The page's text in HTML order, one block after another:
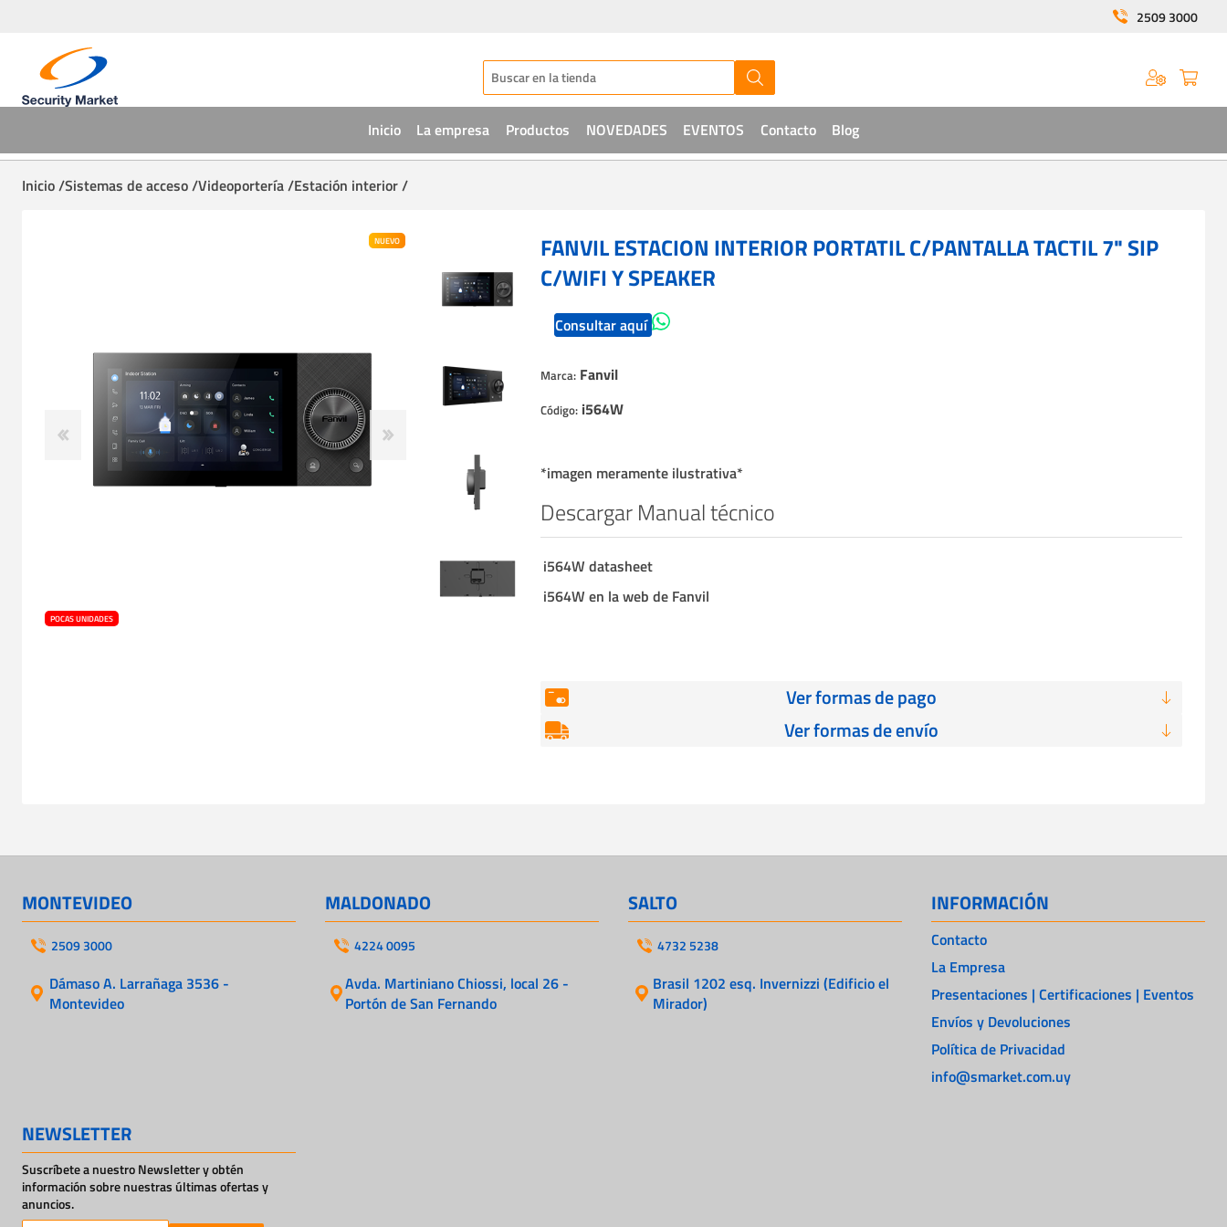
2509 3000
Inicio La empresa Productos
Telefonía
Intrusión
Soluciones IT
Cables
NOVEDADES EVENTOS Contacto Blog
Inicio /Sistemas de acceso /Videoportería /Estación interior /
POCAS UNIDADES
NUEVO
FANVIL ESTACION INTERIOR PORTATIL C/PANTALLA TACTIL 7" SIP
C/WIFI Y SPEAKER
Consultar aquí
Marca: Fanvil
Código: i564W
*imagen meramente ilustrativa*
Descargar Manual técnico
i564W datasheet
i564W en la web de Fanvil
Ver formas de pago
Ver formas de envío
MONTEVIDEO
2509 3000
Dámaso A. Larrañaga 3536 -
Montevideo
MALDONADO
4224 0095
Avda. Martiniano Chiossi, local 26 -
Portón de San Fernando
SALTO
4732 5238
Brasil 1202 esq. Invernizzi (Edificio el
Mirador)
INFORMACIÓN
Contacto
La Empresa
Presentaciones | Certificaciones | Eventos
Envíos y Devoluciones
Política de Privacidad
info@smarket.com.uy
NEWSLETTER
Suscríbete a nuestro Newsletter y obtén
información sobre nuestras últimas ofertas y
anuncios.